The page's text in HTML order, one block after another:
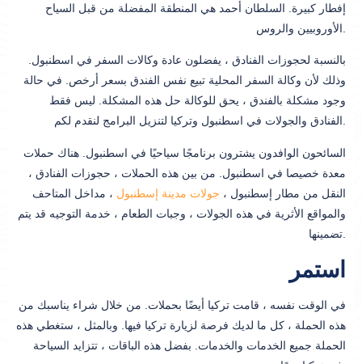
إفطار كبيرة. السلطان أحمد هي المنطقة المفضلة من قبل السياح
بالنسبة لحجوزات الفنادق ، يفضلون عادة وكالات السفر في اسطنبول.
وذلك لأن وكالة السفر المحلية تبيع نفس الفندق بسعر أرخص. في حالة
وجود مشكلة بالفندق ، يحق للوكالة حل هذه المشكلة. ليس فقط
الفنادق والجولات في اسطنبول وتركيا لتنزيل البرامج لنقدم لكم.
السائحون الوافدون يشترون برنامجًا سياحيًا في اسطنبول. هناك حملات
معدة خصيصا في اسطنبول. من بين هذه الحملات ، حجوزات الفنادق ،
النقل من مطار إسطنبول ، جولات مدينة إسطنبول ، مداخل المتاحف
والمواقع الأثرية في هذه الجولات ، وجبات الطعام ، خدمة التوجيه قد يتم
استمر
في الوقت نفسه ، قامت تركيا أيضًا بحملات. من خلال شراء يناسبك من
هذه الحملة ، كل ما لديك فرصة لزيارة تركيا فيها. وبالمثل ، ستغطي هذه
الحملة جميع الخدمات والخدمات. بفضل هذه الباقات ، تتزايد السياحة